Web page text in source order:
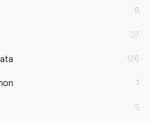
8
37
126
7
5